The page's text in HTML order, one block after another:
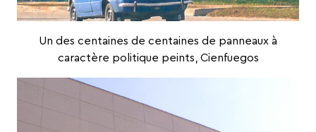
Un des centaines de centaines de panneaux à
caractère politique peints, Cienfuegos